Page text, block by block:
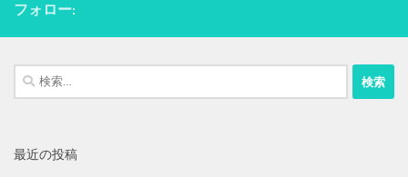
フォロー:
検
索:
最近の投稿